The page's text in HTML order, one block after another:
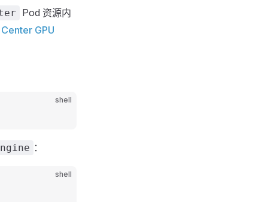
Pod 资源内
GPU
shell
：
shell